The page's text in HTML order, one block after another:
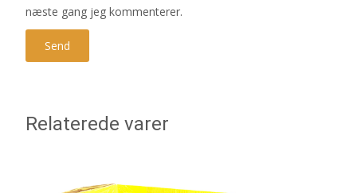
næste gang jeg kommenterer.
Relaterede varer